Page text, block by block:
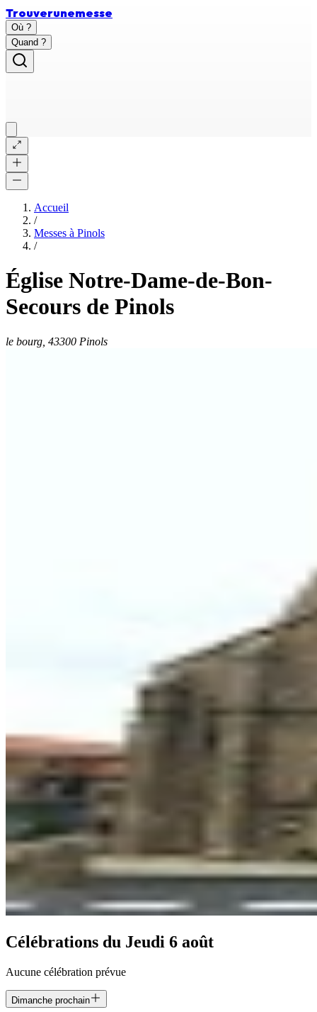
Trouverunemesse
Où ?
Quand ?
Accueil
/
Messes à Pinols
/
Église Notre-Dame-de-Bon-
Secours de Pinols
le bourg, 43300 Pinols
Célébrations du Jeudi 6 août
Aucune célébration prévue
Dimanche prochain